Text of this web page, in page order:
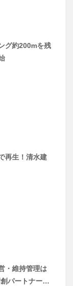
グ約200mを残
再生！清水建
・維持管理は
創パートナー…